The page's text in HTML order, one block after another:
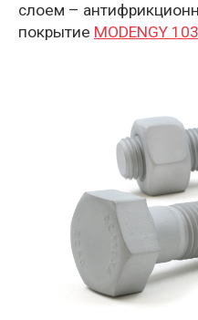
слоем –
покрытие MODENGY